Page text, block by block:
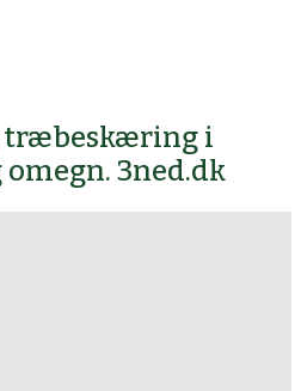
i
3ned.dk